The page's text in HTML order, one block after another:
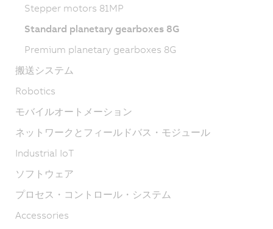
Stepper motors 81MP
Standard planetary gearboxes 8G
Premium planetary gearboxes 8G
搬送システム
Robotics
モバイルオートメーション
ネットワークとフィールドバス・モジュール
Industrial IoT
ソフトウェア
プロセス・コントロール・システム
Accessories